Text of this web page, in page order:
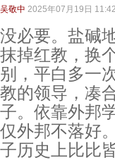
吴敬中 2025年07月19日 11:42
没必要。盐碱
抹掉红教，换
别，平白多一
教的领导，凑
子。依靠外邦
仅外邦不落好
子历史上比比